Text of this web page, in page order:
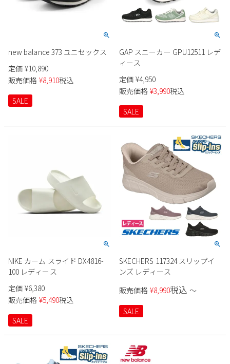
new balance 373 ユニセックス
定価 ¥10,890
販売価格 ¥8,910税込
SALE
GAP スニーカー GPU12511 レデ
ィース
定価 ¥4,950
販売価格 ¥3,990税込
SALE
NIKE カーム スライド DX4816-
100 レディース
定価 ¥6,380
販売価格 ¥5,490税込
SALE
SKECHERS 117324 スリップイ
ンズ レディース
販売価格 ¥8,990税込 〜
SALE